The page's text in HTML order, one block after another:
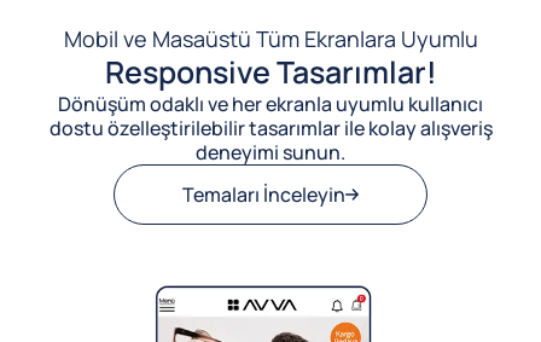
Mobil ve Masaüstü Tüm Ekranlara Uyumlu
Responsive Tasarımlar!
Dönüşüm odaklı ve her ekranla uyumlu kullanıcı
dostu özelleştirilebilir tasarımlar ile kolay alışveriş
deneyimi sunun.
Temaları İnceleyin